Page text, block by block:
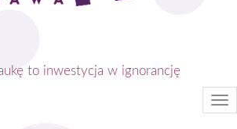
to inwestycja w ignorancję